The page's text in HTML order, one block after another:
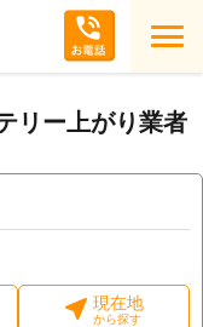
リー上がり業者
現在地
から探す